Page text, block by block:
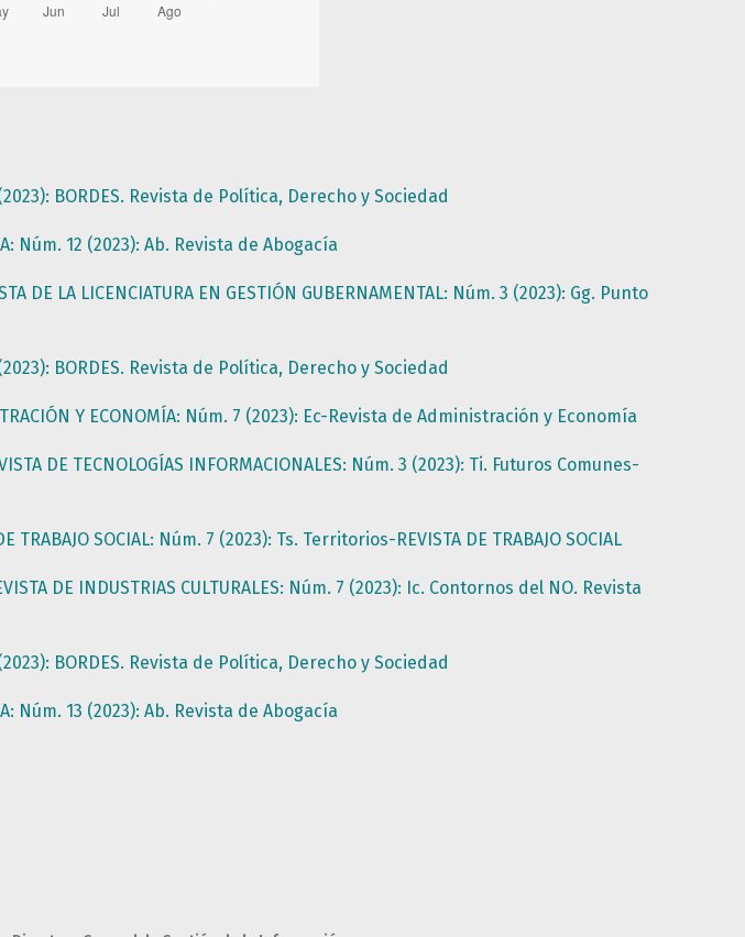
BORDES. Revista de Política, Derecho y Sociedad
Núm. 12 (2023): Ab. Revista de Abogacía
DE LA LICENCIATURA EN GESTIÓN GUBERNAMENTAL: Núm. 3 (2023): Gg. Punto
BORDES. Revista de Política, Derecho y Sociedad
Y ECONOMÍA: Núm. 7 (2023): Ec-Revista de Administración y Economía
DE TECNOLOGÍAS INFORMACIONALES: Núm. 3 (2023): Ti. Futuros Comunes-
TRABAJO SOCIAL: Núm. 7 (2023): Ts. Territorios-REVISTA DE TRABAJO SOCIAL
DE INDUSTRIAS CULTURALES: Núm. 7 (2023): Ic. Contornos del NO. Revista
BORDES. Revista de Política, Derecho y Sociedad
Núm. 13 (2023): Ab. Revista de Abogacía